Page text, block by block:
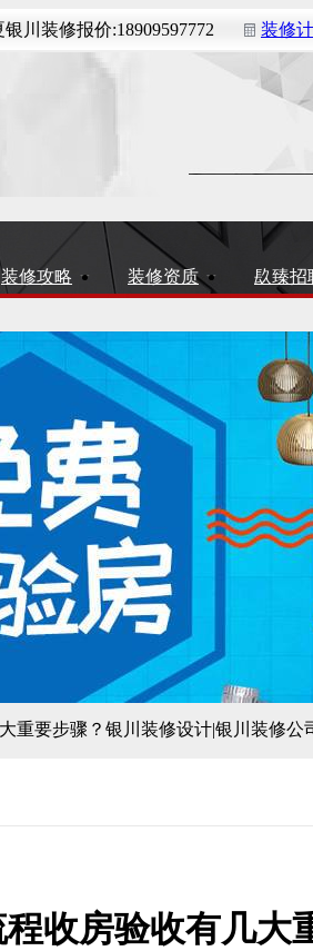
川装修报价:18909597772 装修
装修攻略 装修资质 镹臻招
重要步骤？银川装修设计|银川装修公
收房验收有几大